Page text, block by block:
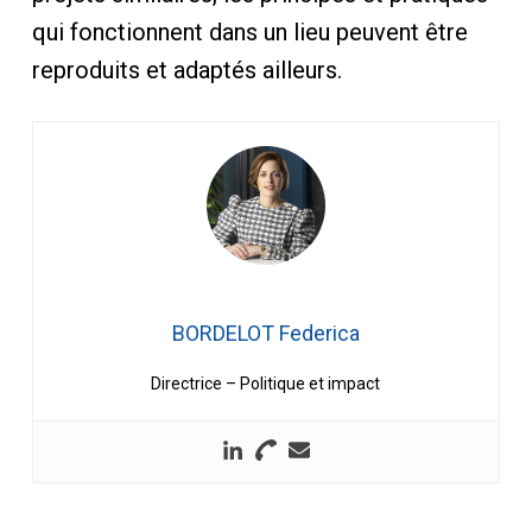
qui fonctionnent dans un lieu peuvent être
reproduits et adaptés ailleurs.
BORDELOT Federica
Directrice – Politique et impact